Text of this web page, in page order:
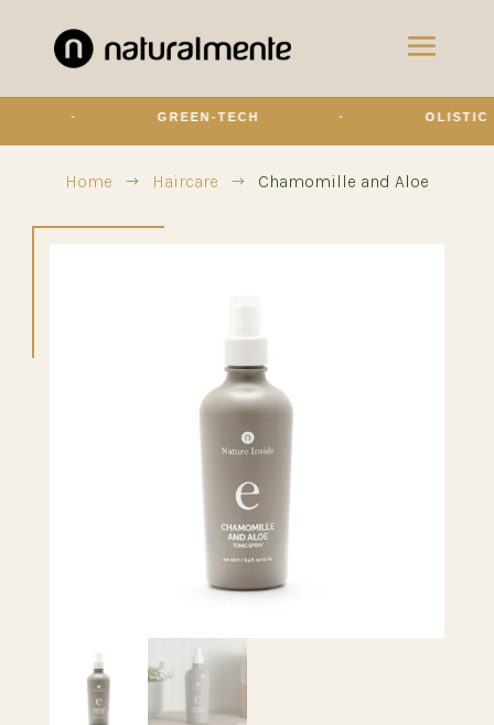
GREEN-TECH OLISTIC
Home $ Haircare $ Chamomille and Aloe